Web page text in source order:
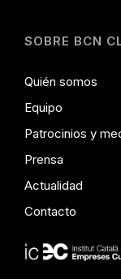
SOBRE BCN
Quién somos
Equipo
Patrocinios y
Prensa
Actualidad
Contacto